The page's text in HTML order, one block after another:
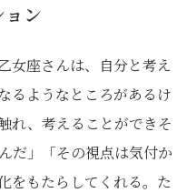
ン
女座さんは、自分と考え
るようなところがあるけ
れ、考えることができそ
だ」「その視点は気付か
をもたらしてくれる。た